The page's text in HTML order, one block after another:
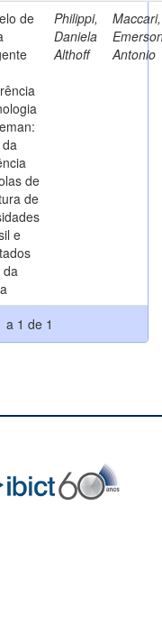
de
de
de
e
da
Philippi,
Daniela
Althoff
Maccari,
Antonio
a 1 de 1